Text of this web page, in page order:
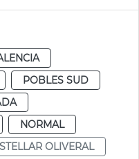
POBLES SUD
NORMAL
OLIVERAL